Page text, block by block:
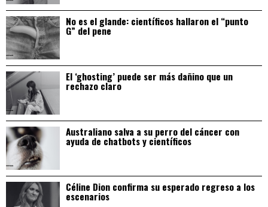
No es el glande: científicos hallaron el “punto
G” del pene
El ‘ghosting’ puede ser más dañino que un
rechazo claro
Australiano salva a su perro del cáncer con
ayuda de chatbots y científicos
Céline Dion confirma su esperado regreso a los
escenarios